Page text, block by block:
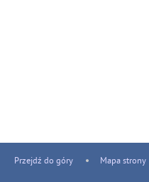
Przejdź do góry Mapa strony